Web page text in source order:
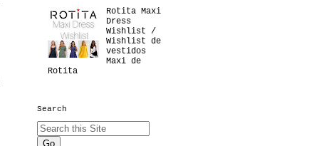
Rotita Maxi
Dress
Wishlist /
Wishlist de
vestidos
Maxi de
Rotita
Search